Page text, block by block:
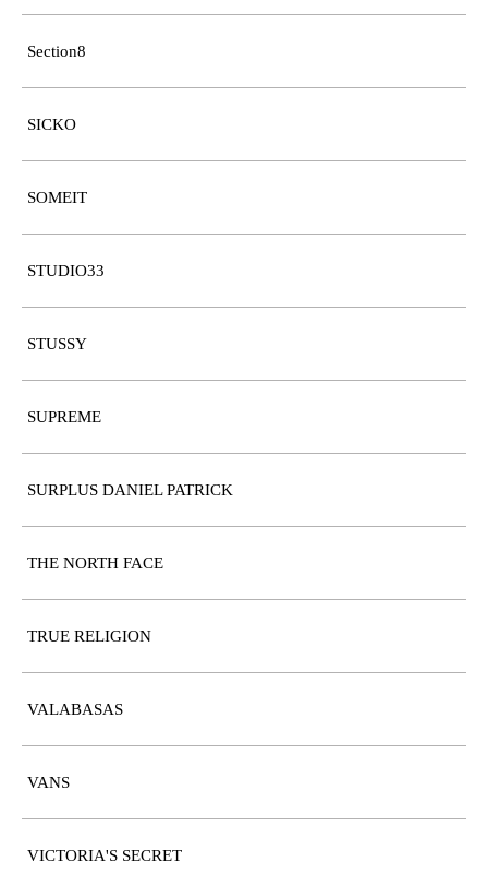
Section8
SICKO
SOMEIT
STUDIO33
STUSSY
SUPREME
SURPLUS DANIEL PATRICK
THE NORTH FACE
TRUE RELIGION
VALABASAS
VANS
VICTORIA'S SECRET